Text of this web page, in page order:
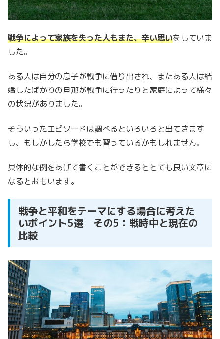
戦争によって家族を失った人もまた、辛い思いをしていま
した。
ある人は自分の息子が戦争に借り出され、またある人は結
婚したばかりの旦那が戦争に行ったりと家庭によって様々
の状況がありました。
そういったエピソードは調べるといろいろと出てきます
し、もしかしたら学校でも習っているかもしれません。
具体的な例をあげて書くことができるととても良い文章に
なるとおもいます。
戦争と平和をテーマにする場合に考えた
いポイント5選 その5：戦時中と現在の
比較